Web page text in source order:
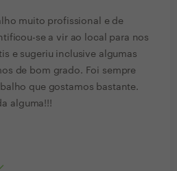
muito profissional e de
se a vir ao local para nos
e sugeriu inclusive algumas
de bom grado. Foi sempre
que gostamos bastante.
alguma!!!